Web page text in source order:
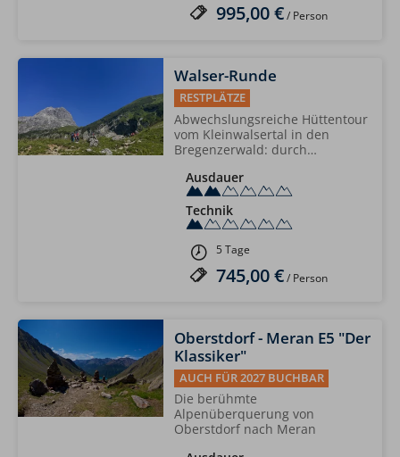
995,00 €/ Person
Walser-Runde
RESTPLÄTZE
Abwechslungsreiche Hüttentour
vom Kleinwalsertal in den
Bregenzerwald: durch…
Ausdauer
Technik
5 Tage
745,00 €/ Person
Oberstdorf - Meran E5 "Der
Klassiker"
AUCH FÜR 2027 BUCHBAR
Die berühmte
Alpenüberquerung von
Oberstdorf nach Meran